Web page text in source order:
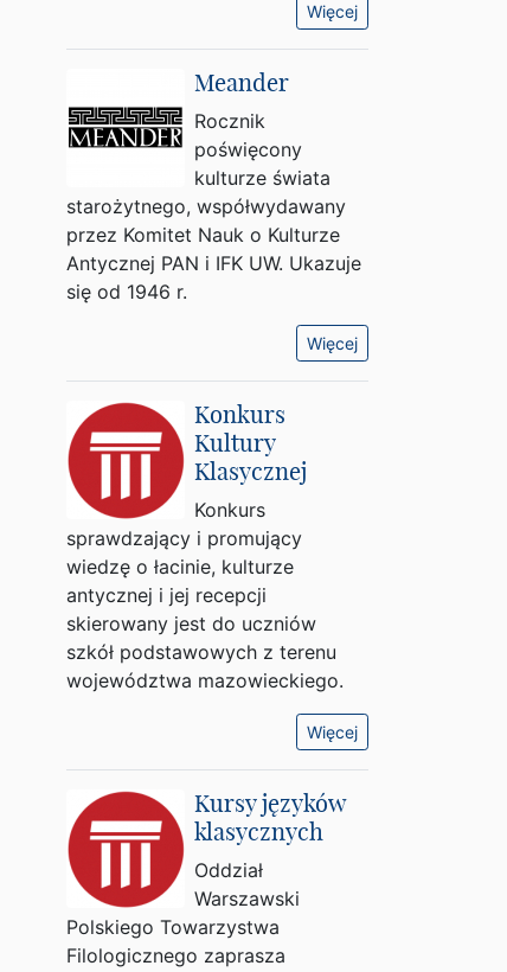
Więcej
Meander
Rocznik
poświęcony
kulturze świata
starożytnego, współwydawany
przez Komitet Nauk o Kulturze
Antycznej PAN i IFK UW. Ukazuje
się od 1946 r.
Więcej
Konkurs
Kultury
Klasycznej
Konkurs
sprawdzający i promujący
wiedzę o łacinie, kulturze
antycznej i jej recepcji
skierowany jest do uczniów
szkół podstawowych z terenu
województwa mazowieckiego.
Więcej
Kursy języków
klasycznych
Oddział
Warszawski
Polskiego Towarzystwa
Filologicznego zaprasza